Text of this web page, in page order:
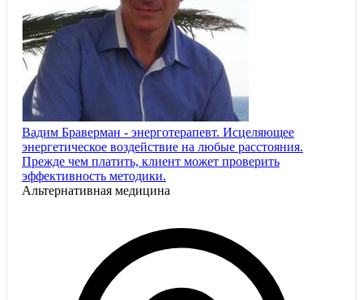
Вадим Браверман - энерготерапевт. Исцеляющее
энергетическое воздействие на любые расстояния.
Прежде чем платить, клиент может проверить
эффективность методики.
Альтернативная медицина